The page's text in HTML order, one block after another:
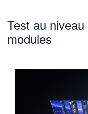
日本語
한국어
Test au
modules